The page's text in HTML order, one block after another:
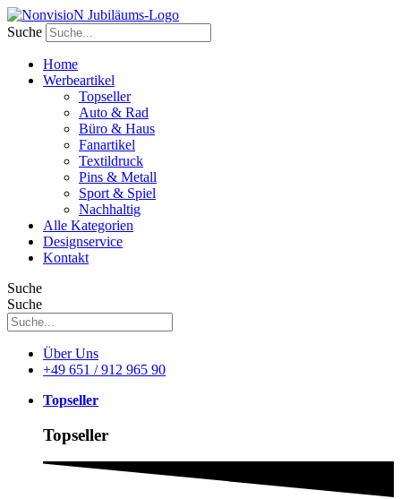
Zum
Inhalt
wechseln
Suche
Home
Werbeartikel
Topseller
Auto & Rad
Büro & Haus
Fanartikel
Textildruck
Pins & Metall
Sport & Spiel
Nachhaltig
Alle Kategorien
Designservice
Kontakt
Suche
Suche
Über Uns
+49 651 / 912 965 90
Topseller
Topseller